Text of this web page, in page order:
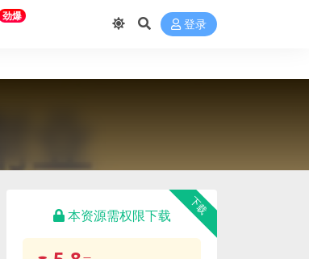
劲爆
登录
下载
本资源需权限下载